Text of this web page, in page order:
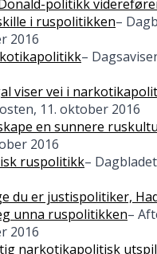
politikk
i ruspolitikken–
2016
–
viser vei i
11. oktober 2016
en sunnere
2016
ruspolitikk–
du er justispolitiker,
unna ruspolitikken–
2016
narkotikapolitisk